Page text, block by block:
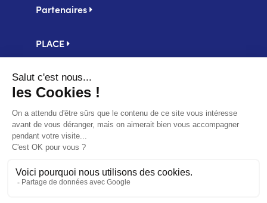
Partenaires
PLACE
Centrale d'achat UniHA
Second
Mentions légales
Politique de confidentialité